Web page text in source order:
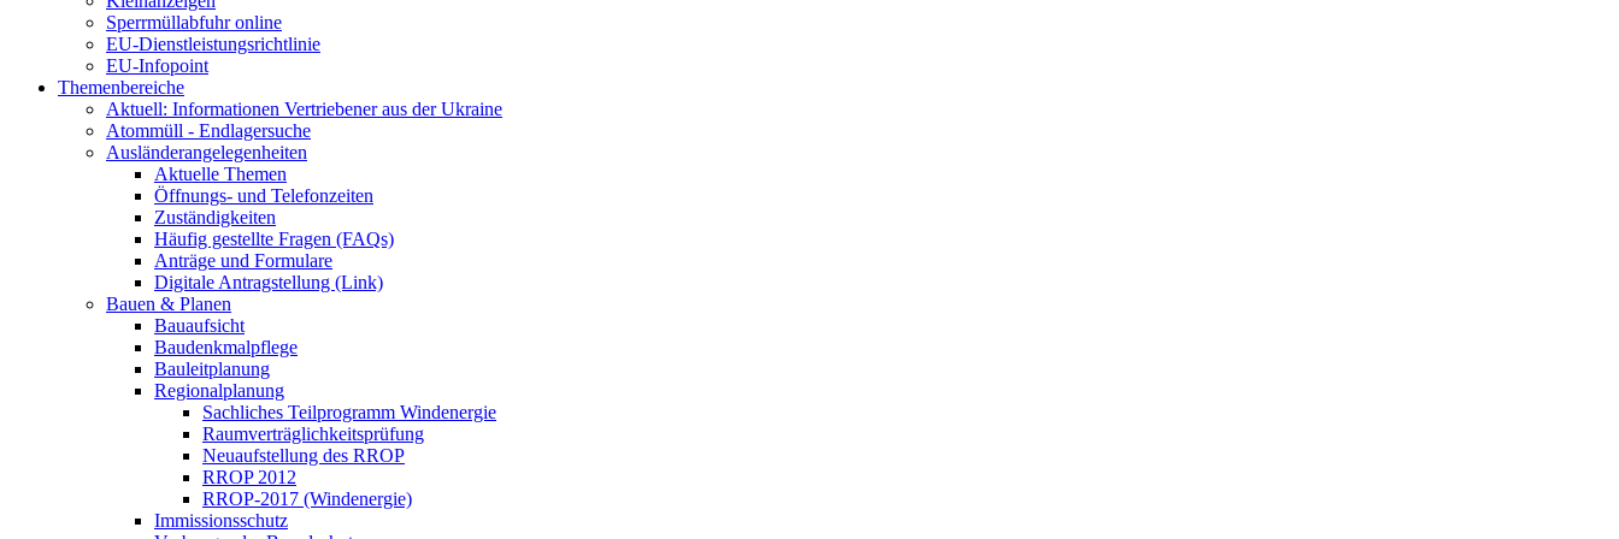
Sperrmüllabfuhr online
EU-Dienstleistungsrichtlinie
EU-Infopoint
Themenbereiche
Aktuell: Informationen Vertriebener aus der Ukraine
Atommüll - Endlagersuche
Ausländerangelegenheiten
Aktuelle Themen
Öffnungs- und Telefonzeiten
Zuständigkeiten
Häufig gestellte Fragen (FAQs)
Anträge und Formulare
Digitale Antragstellung (Link)
Bauen & Planen
Bauaufsicht
Baudenkmalpflege
Bauleitplanung
Regionalplanung
Sachliches Teilprogramm Windenergie
Raumverträglichkeitsprüfung
Neuaufstellung des RROP
RROP 2012
RROP-2017 (Windenergie)
Immissionsschutz